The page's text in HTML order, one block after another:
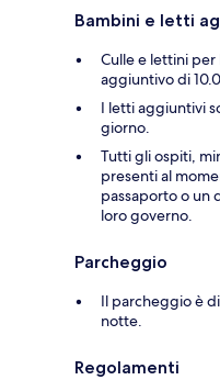
Bambini e letti
Culle e lettini
aggiuntivo di
I letti aggiuntivi
giorno.
Tutti gli ospiti,
presenti al
passaporto o un
loro governo.
Parcheggio
Il parcheggio è
notte.
Regolamenti